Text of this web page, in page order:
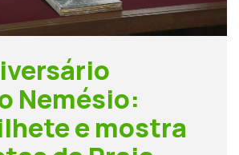
Nemésio:
e mostra